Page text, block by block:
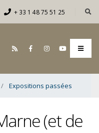
+ 33 1 48 75 51 25
Expositions passées
(et de